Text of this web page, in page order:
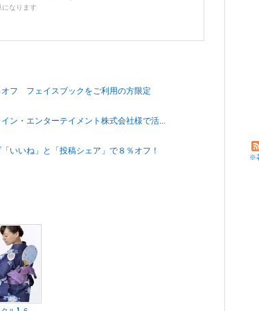
なります
オフ フェイスブックをご利用の方限定
ン・エンターテイメント株式会社様で活...
いいね」と「投稿シェア」で８％オフ！
※